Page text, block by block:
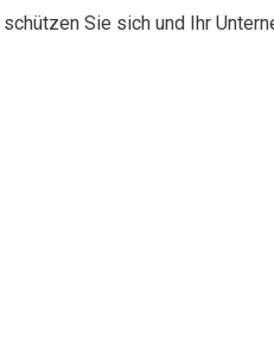
Sie sich und Ihr